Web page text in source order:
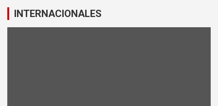
INTERNACIONALES